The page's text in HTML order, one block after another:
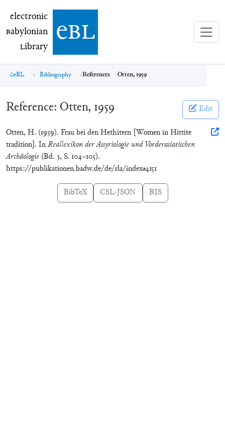
electronic Babylonian Library (eBL)
electronic
Babylonian
Library ebl
eBL Bibliography References Otten, 1959
Reference: Otten, 1959 Edit
Otten, H. (1959). Frau bei den Hethitern [Women in Hittite
tradition]. InReallexikon der Assyriologie und Vorderasiatischen
Archäologie (Bd. 3, S. 104–105).
https://publikationen.badw.de/de/rla/index#4151
BibTeX CSL-JSON RIS